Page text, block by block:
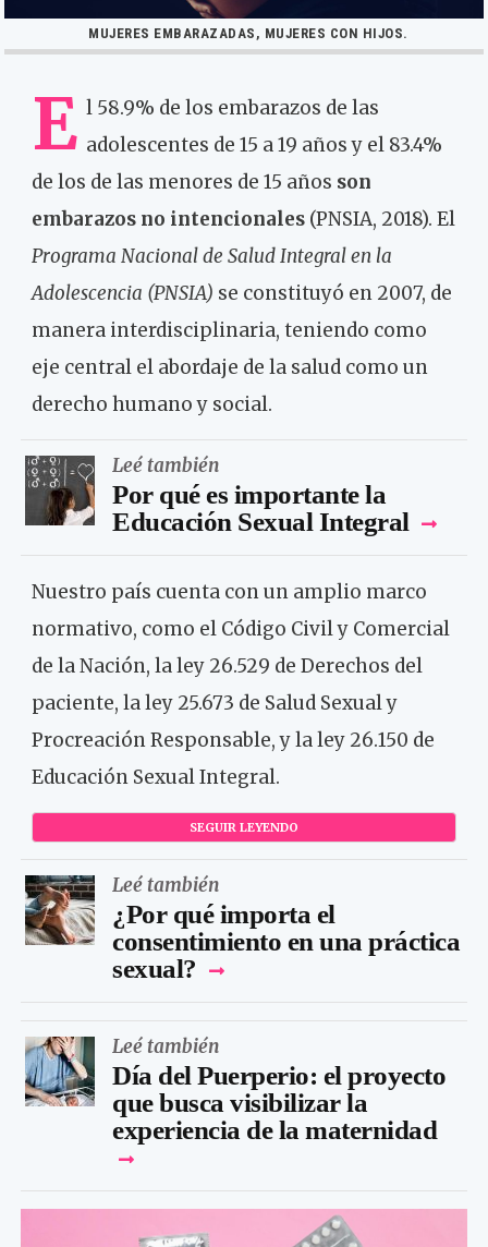
MUJERES EMBARAZADAS, MUJERES CON HIJOS.
E l 58.9% de los embarazos de las
adolescentes de 15 a 19 años y el 83.4%
de los de las menores de 15 años son
embarazos no intencionales (PNSIA, 2018). El
Programa Nacional de Salud Integral en la
Adolescencia (PNSIA) se constituyó en 2007, de
manera interdisciplinaria, teniendo como
eje central el abordaje de la salud como un
derecho humano y social.
Leé también
Por qué es importante la
Educación Sexual Integral
Nuestro país cuenta con un amplio marco
normativo, como el Código Civil y Comercial
de la Nación, la ley 26.529 de Derechos del
paciente, la ley 25.673 de Salud Sexual y
Procreación Responsable, y la ley 26.150 de
Educación Sexual Integral.
SEGUIR LEYENDO
Leé también
¿Por qué importa el
consentimiento en una práctica
sexual?
Leé también
Día del Puerperio: el proyecto
que busca visibilizar la
experiencia de la maternidad